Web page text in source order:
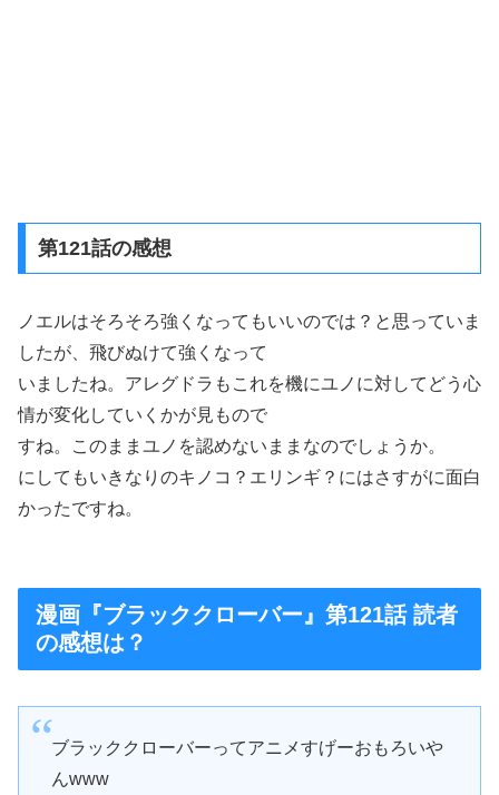
第121話の感想
ノエルはそろそろ強くなってもいいのでは？と思っていま
したが、飛びぬけて強くなって
いましたね。アレグドラもこれを機にユノに対してどう心
情が変化していくかが見もので
すね。このままユノを認めないままなのでしょうか。
にしてもいきなりのキノコ？エリンギ？にはさすがに面白
かったですね。
漫画『ブラッククローバー』第121話 読者
の感想は？
ブラッククローバーってアニメすげーおもろいや
んwww